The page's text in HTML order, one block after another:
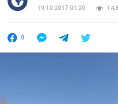
19.10.2017 01:20
0